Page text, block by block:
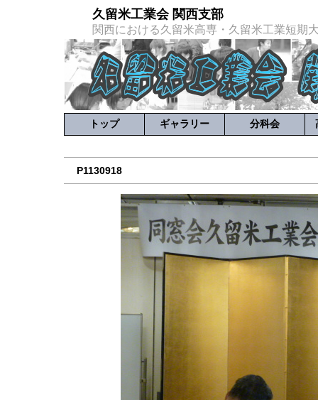
久留米工業会 関西支部
関西における久留米高専・久留米工業短期
トップ ギャラリー 分科会
P1130918